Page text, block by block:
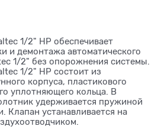
1/2" НР обеспечивает
и демонтажа автоматического
1/2" без опорожнения системы.
1/2" НР состоит из
корпуса, пластикового
уплотняющего кольца. В
удерживается пружиной
Клапан устанавливается на